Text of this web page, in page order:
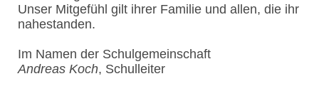
Unser Mitgefühl gilt ihrer Familie und allen, die ihr
nahestanden.
Im Namen der Schulgemeinschaft
Andreas Koch, Schulleiter